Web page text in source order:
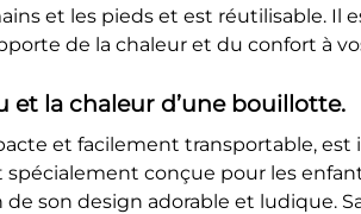
et les pieds et est réutilisable. Il
de la chaleur et du confort à
et la chaleur d’une bouillotte.
et facilement transportable, est
spécialement conçue pour les
son design adorable et ludique.